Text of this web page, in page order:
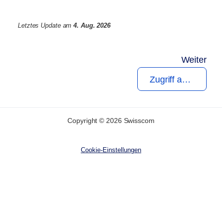
Letztes Updateam4. Aug. 2026
Weiter
Zugriff auf das Router-Portal
Copyright © 2026 Swisscom
Cookie-Einstellungen